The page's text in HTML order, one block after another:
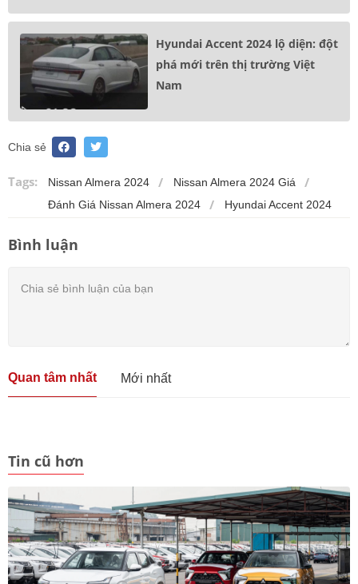
Hyundai Accent 2024 lộ diện: đột
phá mới trên thị trường Việt
Nam
Chia sẻ
Tags: Nissan Almera 2024
Nissan Almera 2024 Giá
Đánh Giá Nissan Almera 2024
Hyundai Accent 2024
Bình luận
Quan tâm nhất Mới nhất
Tin cũ hơn